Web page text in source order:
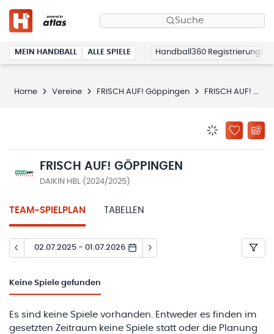
Suche
MEIN HANDBALL ALLE SPIELE Handball360 Registrierung
Home Vereine FRISCH AUF! Göppingen FRISCH AUF! Göppingen
ZU
FRISCH AUF! GÖPPINGEN
DAIKIN HBL (2024/2025)
TEAM-SPIELPLAN TABELLEN
02.07.2025 - 01.07.2026
Keine Spiele gefunden
Es sind keine Spiele vorhanden. Entweder es finden im
gesetzten Zeitraum keine Spiele statt oder die Planung